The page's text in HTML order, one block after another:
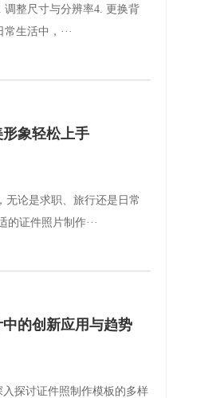
调整尺寸与分辨率4. 更换背
生活中，···
象轻松上手
无论是求职、旅行还是日常
证件照片制作···
的创新应用与趋势
探讨证件照制作模板的多样